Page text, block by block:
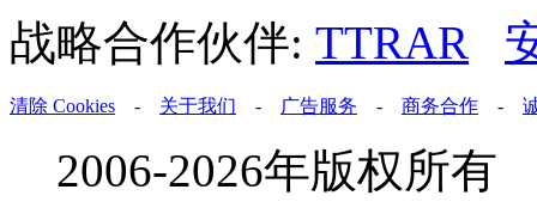
战略合作伙伴: TTRAR
清除 Cookies - 关于我们 - 广告服务 - 商务合作 -
2006-2026年版权所有